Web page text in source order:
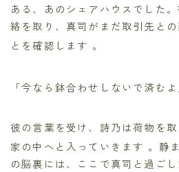
ある、あのシェアハウスでした
絡を取り、真司がまだ取引先と
とを確認します 。
「今なら鉢合わせしないで済むよ
彼の言葉を受け、詩乃は荷物を
家の中へと入っていきます 。静
の脳裏には、ここで真司と過ご